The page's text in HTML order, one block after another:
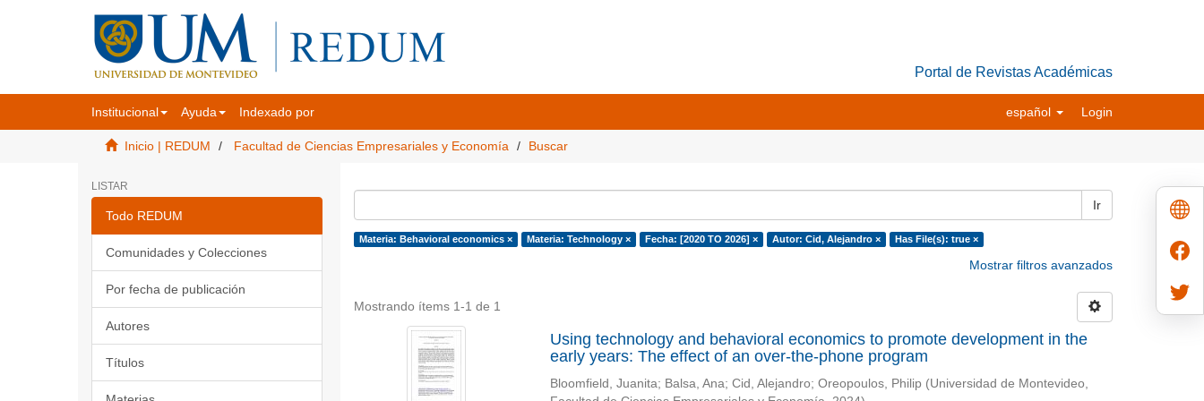
Portal de Revistas Académicas
Institucional Ayuda Indexado por español Login
Inicio | REDUM Facultad de Ciencias Empresariales y Economía Buscar
LISTAR
Todo REDUM
Comunidades y Colecciones
Por fecha de publicación
Autores
Títulos
Ir
Materia: Behavioral economics × Materia: Technology × Fecha: [2020 TO 2026] × Autor: Cid, Alejandro × Has File(s): true ×
Mostrar filtros avanzados
Mostrando ítems 1-1 de 1
Using technology and behavioral economics to promote development in the
early years: The effect of an over-the-phone program
Bloomfield, Juanita; Balsa, Ana; Cid, Alejandro; Oreopoulos, Philip (Universidad de Montevideo,